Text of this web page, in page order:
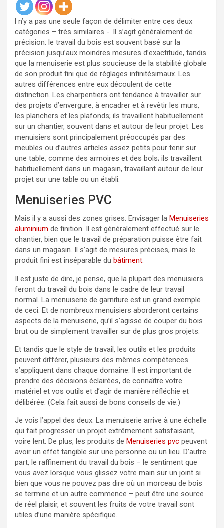
l n’y a pas une seule façon de délimiter entre ces deux
catégories – très similaires -. Il s’agit généralement de
précision: le travail du bois est souvent basé sur la
précision jusqu’aux moindres mesures d’exactitude, tandis
que la menuiserie est plus soucieuse de la stabilité globale
de son produit fini que de réglages infinitésimaux. Les
autres différences entre eux découlent de cette
distinction. Les charpentiers ont tendance à travailler sur
des projets d’envergure, à encadrer et à revêtir les murs,
les planchers et les plafonds; ils travaillent habituellement
sur un chantier, souvent dans et autour de leur projet. Les
menuisiers sont principalement préoccupés par des
meubles ou d’autres articles assez petits pour tenir sur
une table, comme des armoires et des bols; ils travaillent
habituellement dans un magasin, travaillant autour de leur
projet sur une table ou un établi.
Menuiseries PVC
Mais il y a aussi des zones grises. Envisager la Menuiseries
aluminium de finition. Il est généralement effectué sur le
chantier, bien que le travail de préparation puisse être fait
dans un magasin. Il s’agit de mesures précises, mais le
produit fini est inséparable du bâtiment.
Il est juste de dire, je pense, que la plupart des menuisiers
feront du travail du bois dans le cadre de leur travail
normal. La menuiserie de garniture est un grand exemple
de ceci. Et de nombreux menuisiers aborderont certains
aspects de la menuiserie, qu’il s’agisse de couper du bois
brut ou de simplement travailler sur de plus gros projets.
Et tandis que le style de travail, les outils et les produits
peuvent différer, plusieurs des mêmes compétences
s’appliquent dans chaque domaine. Il est important de
prendre des décisions éclairées, de connaître votre
matériel et vos outils et d’agir de manière réfléchie et
délibérée. (Cela fait aussi de bons conseils de vie.)
Je vois l’appel des deux. La menuiserie arrive à une échelle
qui fait progresser un projet extrêmement satisfaisant,
voire lent. De plus, les produits de Menuiseries pvc peuvent
avoir un effet tangible sur une personne ou un lieu. D’autre
part, le raffinement du travail du bois – le sentiment que
vous avez lorsque vous glissez votre main sur un joint si
bien que vous ne pouvez pas dire où un morceau de bois
se termine et un autre commence – peut être une source
de réel plaisir, et souvent les fruits de votre travail sont
utiles d’une manière spécifique.